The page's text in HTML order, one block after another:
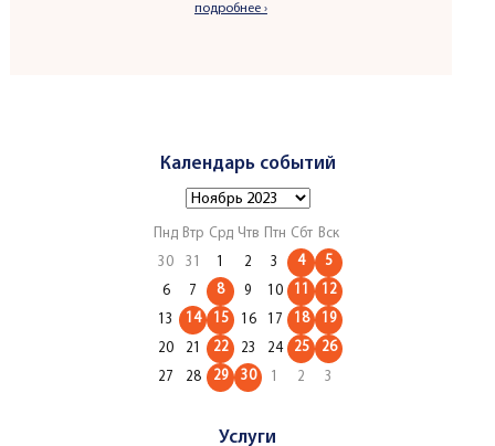
подробнее ›
Календарь событий
Пнд Втр Срд Чтв Птн Сбт Вск
30
31 2 3 4 5
6 7 8 9 10 11 12
13 14 15 16 17 18 19
20 21 22 23 24 25 26
27 28 29 30 2 3
Услуги